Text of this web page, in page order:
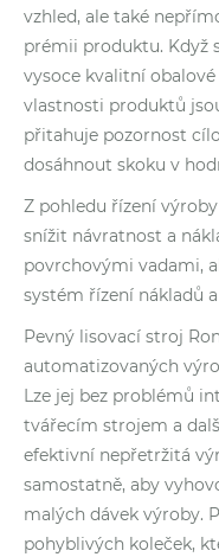
vzhled, ale také
prémii produktu. Když
vysoce kvalitní
vlastnosti produktů
přitahuje pozornost
dosáhnout skoku v
Z pohledu řízení
snížit návratnost a
povrchovými vadami,
systém řízení nákladů
Pevný lisovací stroj
automatizovaných
Lze jej bez problémů
tvářecím strojem a
efektivní nepřetržitá
samostatně, aby
malých dávek výroby.
pohyblivých koleček,